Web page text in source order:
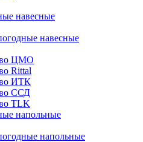
навесные
навесные
ЦМО
Rittal
ИТК
ССД
TLK
напольные
напольные